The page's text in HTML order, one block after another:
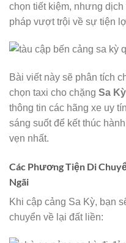
chọn tiết kiệm, nhưng
pháp vượt trội về sự tiện
Bài viết này sẽ phân tích
chọn taxi cho chặng Sa
thông tin các hãng xe uy
sáng suốt để kết thúc
vẹn nhất.
Các Phương Tiện Di
Ngãi
Khi cập cảng Sa Kỳ, bạn
chuyển về lại đất liền: